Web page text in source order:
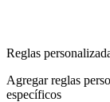
Reglas
Agregar reglas
específicos